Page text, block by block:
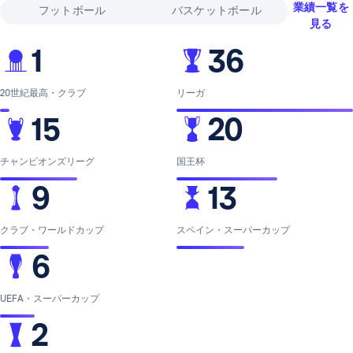
フットボール バスケットボール
業績一覧を
見る
1
20世紀最高・クラブ
15
チャンピオンズリーグ
9
クラブ・ワールドカップ
6
UEFA・スーパーカップ
2
36
リーガ
20
国王杯
13
スペイン・スーパーカップ